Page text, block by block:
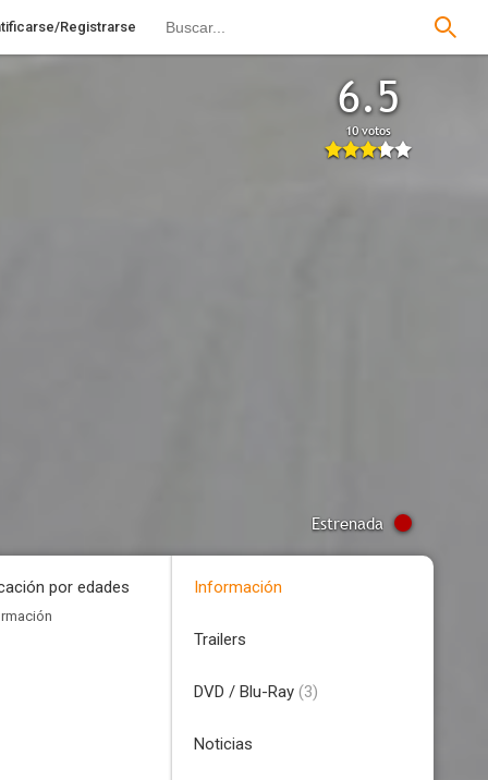
Registrarse
6.5
10 votos
Estrenada
por edades Información
Trailers
DVD / Blu-Ray (3)
Noticias